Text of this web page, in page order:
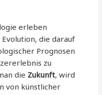
erleben
die darauf
Prognosen
zu
die Zukunft, wird
von künstlicher